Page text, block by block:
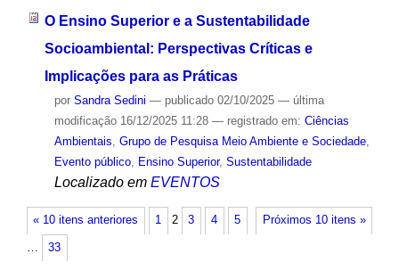
O Ensino Superior e a Sustentabilidade
Socioambiental: Perspectivas Críticas e
Implicações para as Práticas
por Sandra Sedini — publicado02/10/2025 — última
modificação16/12/2025 11:28 — registrado em: Ciências
Ambientais, Grupo de Pesquisa Meio Ambiente e Sociedade,
Evento público, Ensino Superior, Sustentabilidade
Localizado em EVENTOS
« 10 itens anteriores Próximos 10 itens »
1 2 3 4 5
… 33